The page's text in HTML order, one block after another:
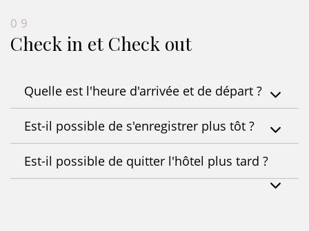
09
Check in et Check out
Quelle est l'heure d'arrivée et de départ ?
Est-il possible de s'enregistrer plus tôt ?
Est-il possible de quitter l'hôtel plus tard ?